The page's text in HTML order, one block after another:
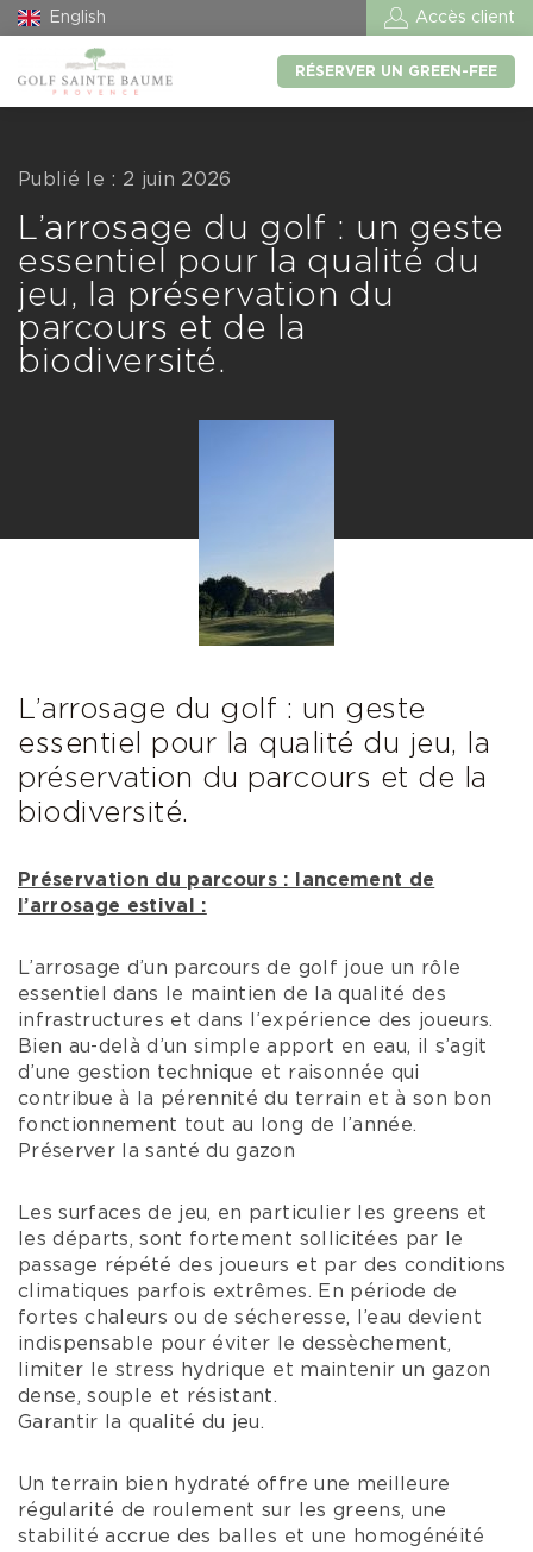
English Accès client
RÉSERVER UN GREEN-FEE
Publié le : 2 juin 2026
L’arrosage du golf : un geste
essentiel pour la qualité du
jeu, la préservation du
parcours et de la
biodiversité.
L’arrosage du golf : un geste
essentiel pour la qualité du jeu, la
préservation du parcours et de la
biodiversité.
Préservation du parcours : lancement de
l’arrosage estival :
L’arrosage d’un parcours de golf joue un rôle
essentiel dans le maintien de la qualité des
infrastructures et dans l’expérience des joueurs.
Bien au-delà d’un simple apport en eau, il s’agit
d’une gestion technique et raisonnée qui
contribue à la pérennité du terrain et à son bon
fonctionnement tout au long de l’année.
Préserver la santé du gazon
Les surfaces de jeu, en particulier les greens et
les départs, sont fortement sollicitées par le
passage répété des joueurs et par des conditions
climatiques parfois extrêmes. En période de
fortes chaleurs ou de sécheresse, l’eau devient
indispensable pour éviter le dessèchement,
limiter le stress hydrique et maintenir un gazon
dense, souple et résistant.
Garantir la qualité du jeu.
Un terrain bien hydraté offre une meilleure
régularité de roulement sur les greens, une
stabilité accrue des balles et une homogénéité